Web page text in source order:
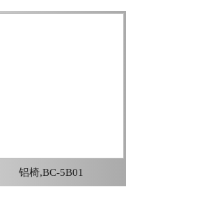
铝椅,BC-5B01